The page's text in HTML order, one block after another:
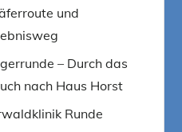
und
– Durch das
nach Haus Horst
Runde